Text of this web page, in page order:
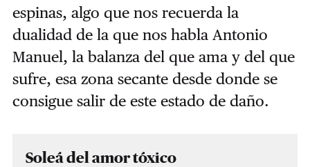
espinas, algo que nos recuerda la
dualidad de la que nos habla Antonio
Manuel, la balanza del que ama y del que
sufre, esa zona secante desde donde se
consigue salir de este estado de daño.
Soleá del amor tóxico